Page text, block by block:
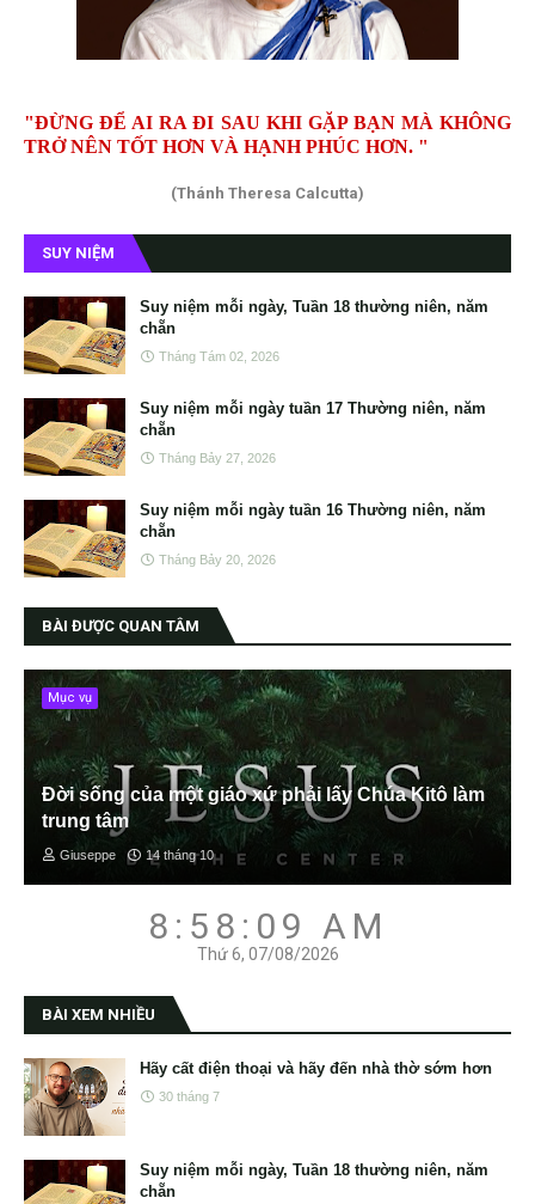
"ĐỪNG ĐỂ AI RA ĐI SAU KHI GẶP BẠN MÀ KHÔNG
TRỞ NÊN TỐT HƠN VÀ HẠNH PHÚC HƠN. "
(Thánh Theresa Calcutta)
SUY NIỆM
Suy niệm mỗi ngày, Tuần 18 thường niên, năm
chẵn
Tháng Tám 02, 2026
Suy niệm mỗi ngày tuần 17 Thường niên, năm
chẵn
Tháng Bảy 27, 2026
Suy niệm mỗi ngày tuần 16 Thường niên, năm
chẵn
Tháng Bảy 20, 2026
BÀI ĐƯỢC QUAN TÂM
Mục vụ
Đời sống của một giáo xứ phải lấy Chúa Kitô làm
trung tâm
Giuseppe 14 tháng 10
8:58:10 AM
Thứ 6, 07/08/2026
BÀI XEM NHIỀU
Hãy cất điện thoại và hãy đến nhà thờ sớm hơn
30 tháng 7
Suy niệm mỗi ngày, Tuần 18 thường niên, năm
chẵn